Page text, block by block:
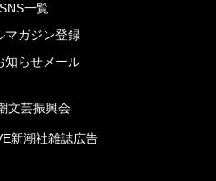
SNS一覧
マガジン登録
知らせメール
文芸振興会
新潮社雑誌広告